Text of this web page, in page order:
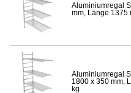
Aluminiumregal
mm, Länge 1375
Aluminiumregal
1800 x 350 mm,
kg